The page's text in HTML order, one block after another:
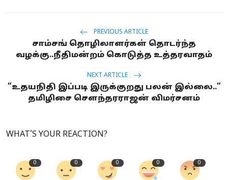
PREVIOUS ARTICLE
சாம்சங் தொழிலாளர்கள் தொடர்ந்த
வழக்கு..நீதிமன்றம் கொடுத்த உத்தரவாதம்
NEXT ARTICLE
”உதயநிதி இப்படி இருக்குறது பலன் இல்லை..”
தமிழிசை சௌந்தரராஜன் விமர்சனம்
WHAT'S YOUR REACTION?
0 0 0 0 0